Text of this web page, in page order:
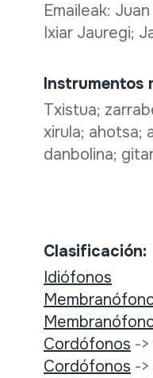
Emaileak:
Ixiar Jauregi;
Instrumentos
Txistua;
xirula; ahotsa;
danbolina;
Clasificación:
Idiófonos
Cordófonos ->
Cordófonos ->